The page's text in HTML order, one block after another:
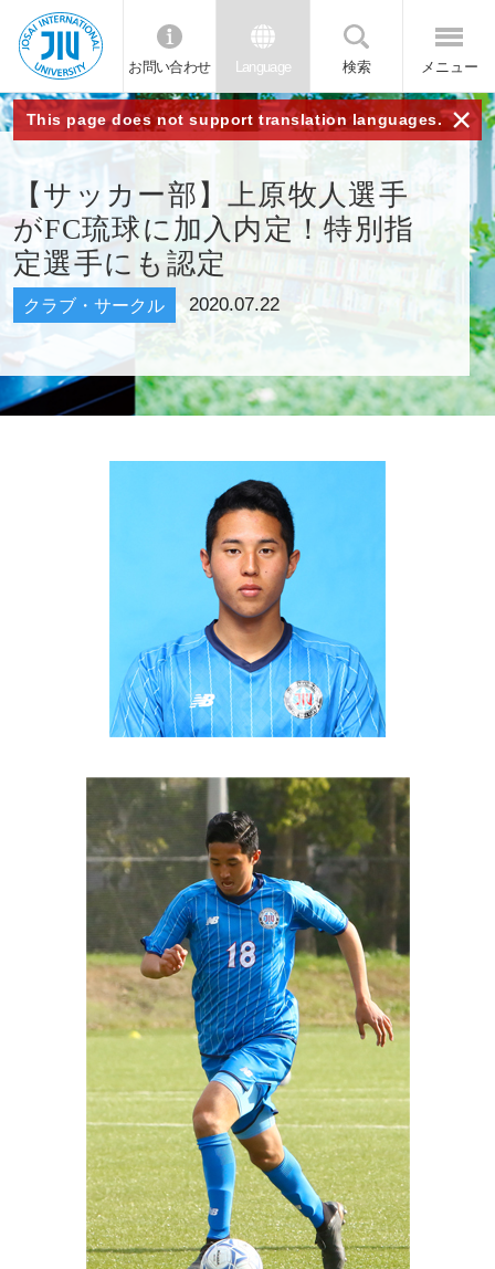
JIU 城西国
際大学
お問い合わせ Language 検索 メニュー
This page does not support translation languages. ×
【サッカー部】上原牧人選手
がFC琉球に加入内定！特別指
定選手にも認定
クラブ・サークル 2020.07.22